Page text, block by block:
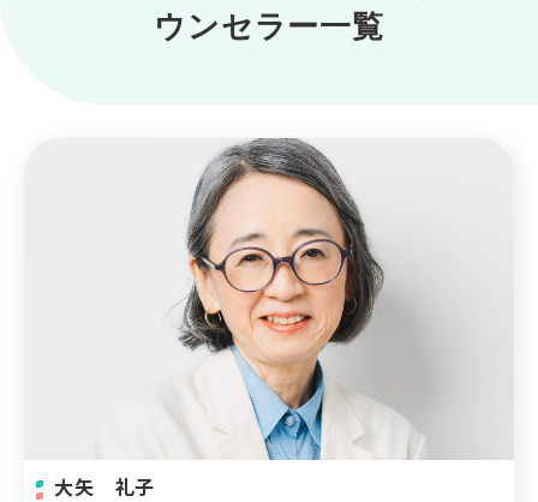
ウンセラー一覧
大矢 礼子